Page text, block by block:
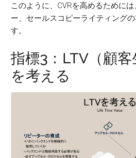
このように、CVRを高めるために
ー、セールスコピーライティング
す。
指標3：LTV（顧客
を考える